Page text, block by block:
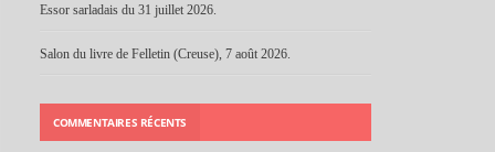
Essor sarladais du 31 juillet 2026.
Salon du livre de Felletin (Creuse), 7 août 2026.
COMMENTAIRES RÉCENTS